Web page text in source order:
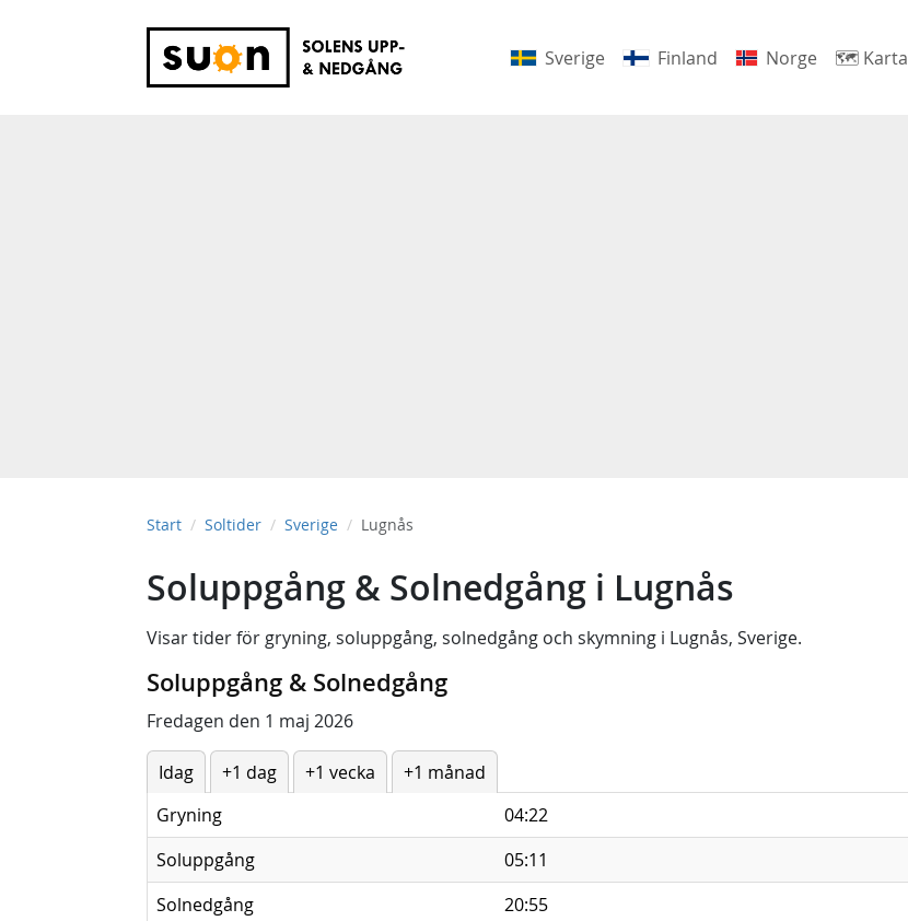
Sverige Finland Norge 🗺 Karta
Start Soltider Sverige Lugnås
Soluppgång & Solnedgång i Lugnås
Visar tider för gryning, soluppgång, solnedgång och skymning i Lugnås, Sverige.
Soluppgång & Solnedgång
Fredagen den 1 maj 2026
Idag +1 dag +1 vecka
+1 månad
Gryning
04:22
Soluppgång
05:11
Solnedgång
20:55